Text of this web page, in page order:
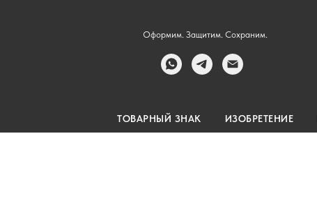
Оформим. Защитим. Сохраним.
ТОВАРНЫЙ ЗНАК ИЗОБРЕТЕНИЕ